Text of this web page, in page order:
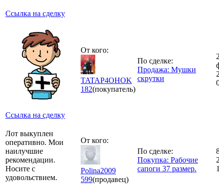
Ссылка на сделку
Ссылка на сделку
От кого:
TATAP4OHOK
182(покупатель)
По сделке:
Продажа: Мушки
скрутки
Лот выкуплен
оперативно. Мои
наилучшие
рекомендации.
Носите с
удовольствием.
От кого:
Polina2009
599(продавец)
По сделке:
Покупка: Рабочие
сапоги 37 размер.